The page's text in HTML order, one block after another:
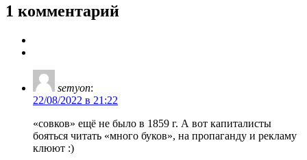
1 комментарий
semyon:
22/08/2022 в 21:22
«совков» ещё не было в 1859 г. А вот капиталисты
бояться читать «много буков», на пропаганду и рекламу
клюют :)